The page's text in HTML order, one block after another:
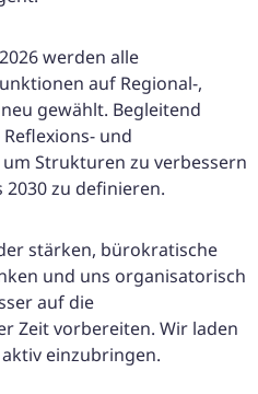
werden alle
auf Regional-,
gewählt. Begleitend
und
Strukturen zu verbessern
2030 zu definieren.
stärken, bürokratische
und uns organisatorisch
auf die
Zeit vorbereiten. Wir laden
einzubringen.